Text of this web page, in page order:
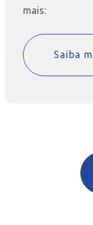
mais:
Saiba